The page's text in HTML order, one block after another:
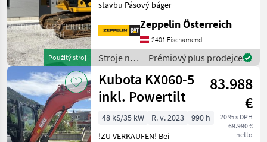
Použitý stroj
stavbu Pásový báger
Zeppelin Österreich
2401 Fischamend
Stroje na
stavbu /
Komatsu
Prémiový plus prodejce
Kubota KX060-5
inkl. Powertilt
83.988
€
20 % s DPH
69.990 €
netto
48 kS/35 kW R. v. 2023
990 h
!ZU VERKAUFEN! Bei